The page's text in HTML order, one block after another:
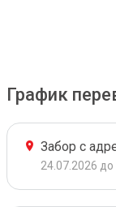
График
Забор с
24.07.2026 до